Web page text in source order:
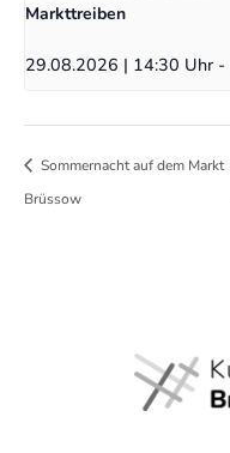
Markttreiben
29.08.2026 | 14:30 Uhr -
Sommernacht auf dem Markt
Brüssow